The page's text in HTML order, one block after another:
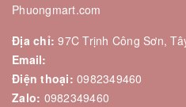
Phuongmart.com
Địa chỉ: 97C Trịnh Công Sơn,
Email:
Điện thoại: 0982349460
Zalo: 0982349460